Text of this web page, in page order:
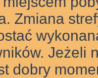
Zmiana
Jeżeli
dobry